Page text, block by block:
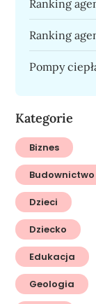
Ranking
Ranking
Pompy
Kategorie
Biznes
Budownictwo
Dzieci
Dziecko
Edukacja
Geologia